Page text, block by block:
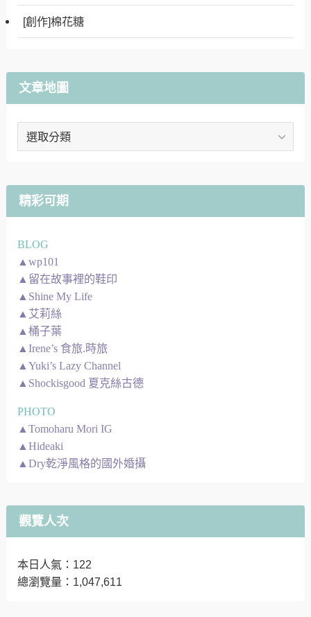
[創作]棉花糖
文章地圖
文
精彩可期
BLOG
▲wp101
▲留在故事裡的鞋印
▲Shine My Life
▲艾莉絲
▲桶子葉
▲Irene’s 食旅.時旅
▲Yuki’s Lazy Channel
▲Shockisgood 夏克絲古德
PHOTO
▲Tomoharu Mori IG
▲Hideaki
▲Dry乾淨風格的國外婚攝
觀覽人次
本日人氣：122
總瀏覽量：1,047,611